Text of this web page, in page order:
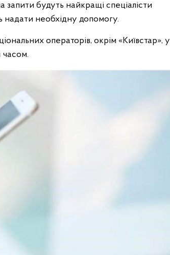
запити будуть найкращі спеціалісти
надати необхідну допомогу.
операторів, окрім «Київстар», у
часом.